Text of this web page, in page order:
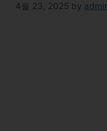
4월 23, 2025 by